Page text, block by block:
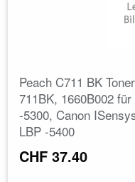
Peach C711 BK
711BK, 1660B002
-5300, Canon
LBP -5400
CHF 37.40